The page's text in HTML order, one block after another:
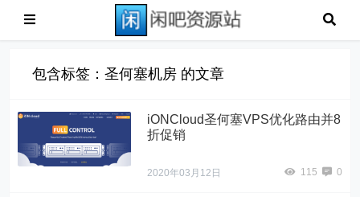
包含标签：圣何塞机房 的文章
iONCloud圣何塞VPS优化路由并8
折促销
2020年03月12日 115 0